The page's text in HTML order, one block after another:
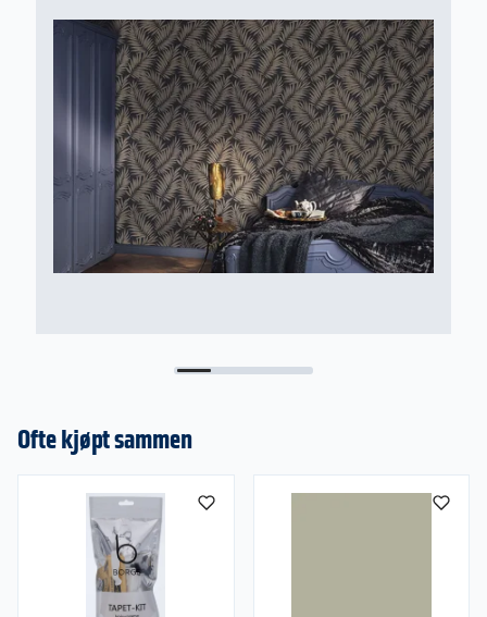
Vaterpass, lodd eller saks i et snøre – for å
lodde opp første tapetlengde på hver vegg
Blyant – for notater og passmerker på tapet
Tommestokk – til å måle opp tapet høyden
Linjal i stål – for å kunne skjære rett
Anbefalt tapetlim – Casco Premium vegglim
-Rulle/pensel - brukes til å påføre lim på vegger,
til og med steder det er vanskelig å nå med ruller
Vaskesvamp med rent vann – brukes til å
Tapetverktøy – for glatting og for å stryke ut
Tapetbord – smidig bord som kan kjøpes i
forskjellige materialer
Leveres på rull.
Lengde: 1005 cm
Bredde: 53 cm
Ofte kjøpt sammen